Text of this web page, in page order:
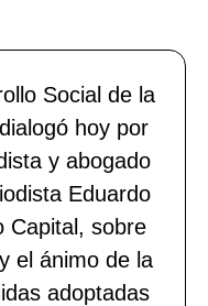
Social de la
hoy por
y abogado
Eduardo
Capital, sobre
el ánimo de la
adoptadas